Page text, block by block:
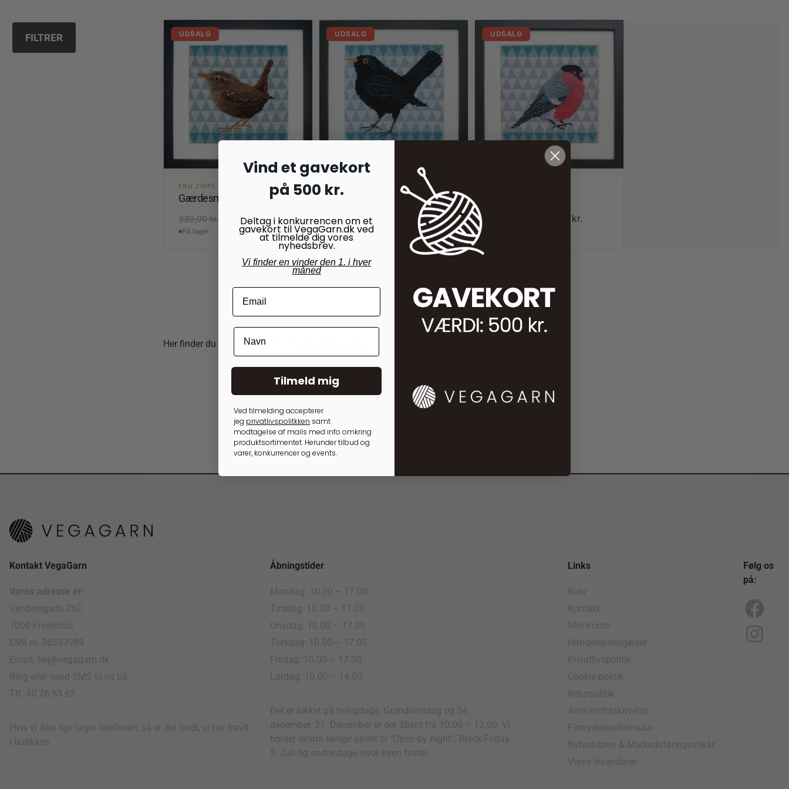
FILTRER UDSALG
FRU ZIPPE FUGLE
Gærdesmutte
339,00kr. 270,00kr.
På lager
UDSALG
FRU ZIPPE FUGLE
Solsort
339,00kr. kr.
På lager
UDSALG
kr.
Her finder du broderier fra Fru Zippe med fuglemotiver.
Kontakt VegaGarn
Vores adresse er:
Vendersgade 26C
7000 Fredericia
CVR nr. 36593989
Email: hej@vegagarn.dk
Ring eller send SMS til os på:
Tlf. 40 76 53 63
Hvis vi ikke lige tager telefonen, så er det fordi, vi har travlt
i butikken.
Åbningstider
Mandag: 10.00 – 17.00
Tirsdag: 10.00 – 17.00
Onsdag: 10.00 – 17.00
Torsdag: 10.00 – 17.00
Fredag: 10.00 – 17.00
Lørdag: 10.00 – 14.00
Der er lukket på helligdage, Grundlovsdag og 24.
december. 31. December er der åbent fra 10.00 – 13.00. Vi
holder ekstra længe åbent til “Open by night”, Black Friday,
5. Juli og andre dage, hvor byen fester.
Links
Kurv
Kontakt
Min Konto
Handelsbetingelser
Privatlivspolitik
Cookie politik
Returpolitik
Ansvarsfraskrivelse
Fortrydelsesformular
Nyhedsbrev & Markedsføringsvilkår
Vores levandører
Følg os
på:
F
a
I
n
Vind et gavekort
på 500 kr.
Deltag i konkurrencen om et
gavekort til VegaGarn.dk ved
at tilmelde dig vores
nyhedsbrev.
Vi finder en vinder den 1. i hver
måned
Tilmeld mig
Ved tilmelding accepterer
jeg privatlivspolitkken samt
modtagelse af mails med info omkring
produktsortimentet. Herunder tilbud og
varer, konkurrencer og events.